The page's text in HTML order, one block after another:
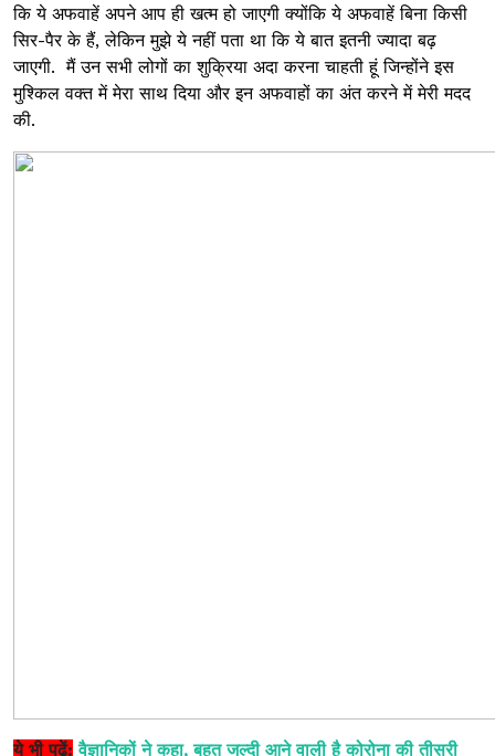
कि ये अफवाहें अपने आप ही खत्म हो जाएगी क्योंकि ये अफवाहें बिना किसी
सिर-पैर के हैं, लेकिन मुझे ये नहीं पता था कि ये बात इतनी ज्यादा बढ़
जाएगी. मैं उन सभी लोगों का शुक्रिया अदा करना चाहती हूं जिन्होंने इस
मुश्किल वक्त में मेरा साथ दिया और इन अफवाहों का अंत करने में मेरी मदद
की.
ये भी पढ़ें: वैज्ञानिकों ने कहा, बहुत जल्दी आने वाली है कोरोना की तीसरी